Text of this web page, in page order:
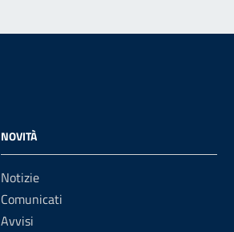
NOVITÀ
Notizie
Comunicati
Avvisi